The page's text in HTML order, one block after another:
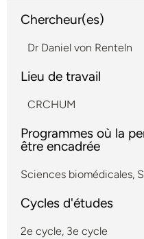
Chercheur(es)
Dr Daniel von Renteln
Lieu de travail
CRCHUM
Programmes où la
être encadrée
Sciences biomédicales,
Cycles d'études
2e cycle, 3e cycle